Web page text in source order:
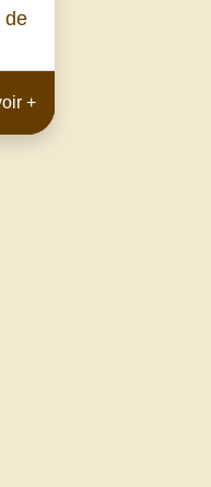
de
+